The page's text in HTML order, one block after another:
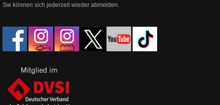
Sie können sich jederzeit wieder abmelden.